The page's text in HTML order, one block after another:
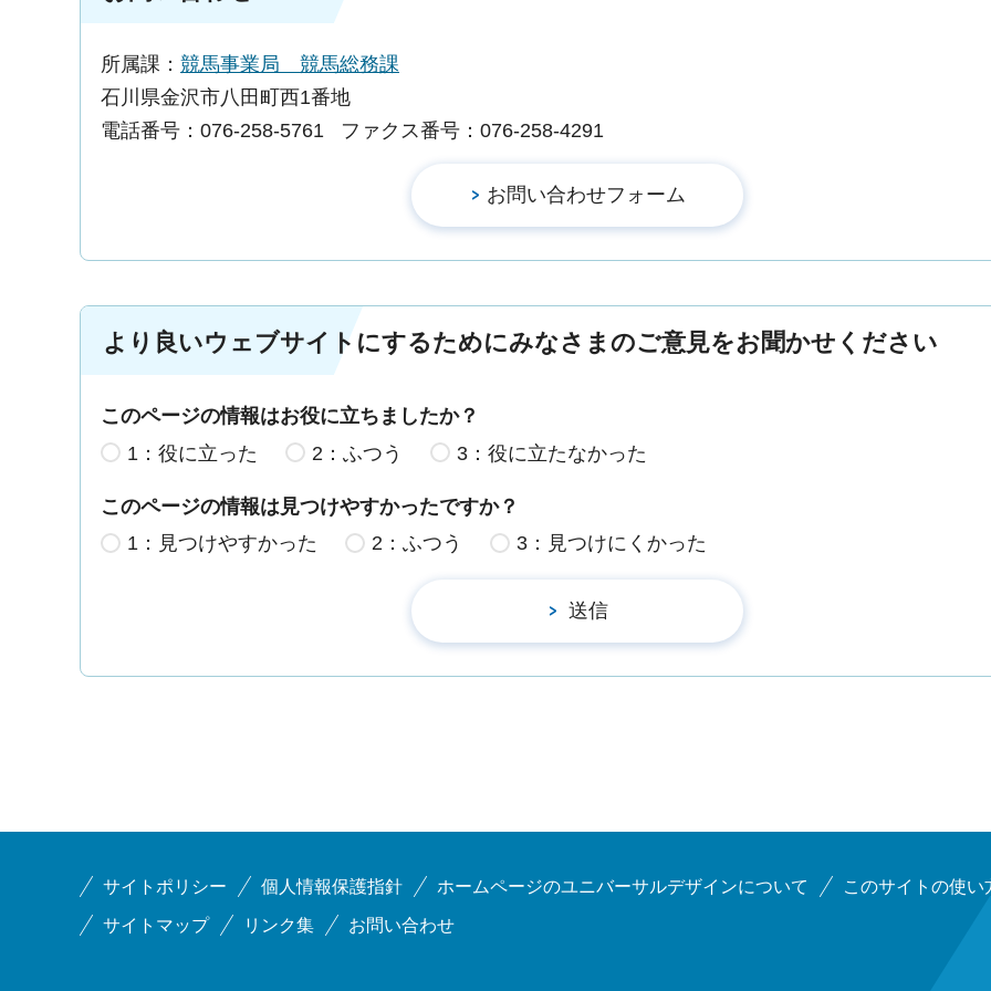
所属課： 競馬事業局 競馬総務課
石川県金沢市八田町西1番地
電話番号：076-258-5761
ファクス番号：076-258-4291
より良いウェブサイトにするためにみなさまのご意見をお聞かせください
このページの情報はお役に立ちましたか？
1：役に立った
2：ふつう 3：役に立たなかった
このページの情報は見つけやすかったですか？
1：見つけやすかった
2：ふつう 3：見つけにくかった
サイトポリシー 個人情報保護指針 ホームページのユニバーサルデザインについて このサイトの使い
サイトマップ リンク集 お問い合わせ